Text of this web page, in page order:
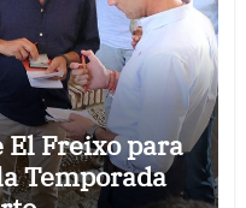
Freixo para
Temporada